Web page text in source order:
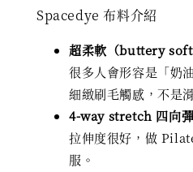
Spacedye 布料介紹
超柔軟（buttery soft
很多人會形容是「奶
細緻刷毛觸感，不是
4-way stretch 四向
拉伸度很好，做
服。